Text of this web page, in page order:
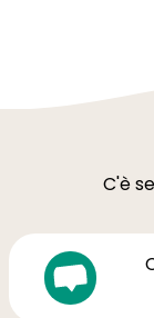
C'è